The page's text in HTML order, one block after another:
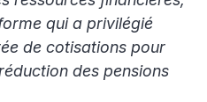
qui a privilégié
de cotisations pour
des pensions